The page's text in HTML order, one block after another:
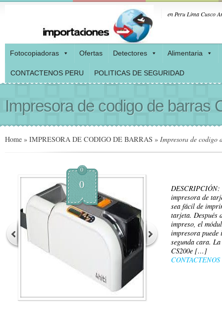
en Peru Lima Cusco
Fotocopiadoras Ofertas Detectores Alimentaria
CONTACTENOS PERU POLITICAS DE SEGURIDAD
Impresora de codigo de barras
Home » IMPRESORA DE CODIGO DE BARRAS » Impresora de codigo
0
0
impresora de
sea fácil de
tarjeta. Después
impreso, el
impresora puede
segunda cara.
CS200e […]
CONTACTENOS